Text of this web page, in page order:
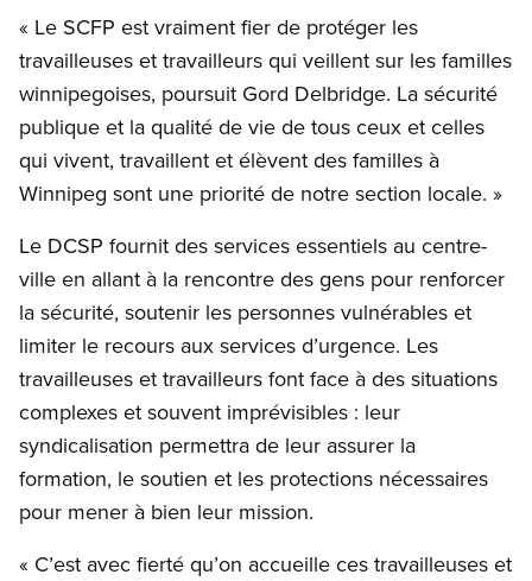
« Le SCFP est vraiment fier de protéger les
travailleuses et travailleurs qui veillent sur les familles
winnipegoises, poursuit Gord Delbridge. La sécurité
publique et la qualité de vie de tous ceux et celles
qui vivent, travaillent et élèvent des familles à
Winnipeg sont une priorité de notre section locale. »
Le DCSP fournit des services essentiels au centre-
ville en allant à la rencontre des gens pour renforcer
la sécurité, soutenir les personnes vulnérables et
limiter le recours aux services d’urgence. Les
travailleuses et travailleurs font face à des situations
complexes et souvent imprévisibles : leur
syndicalisation permettra de leur assurer la
formation, le soutien et les protections nécessaires
pour mener à bien leur mission.
« C’est avec fierté qu’on accueille ces travailleuses et